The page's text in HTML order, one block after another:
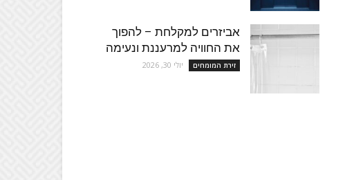
אביזרים למקלחת – להפוך
את החוויה למרעננת ונעימה
זירת המומחים יולי 30, 2026